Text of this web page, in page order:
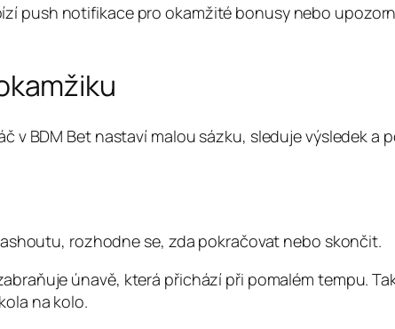
push notifikace pro okamžité bonusy nebo
v BDM Bet nastaví malou sázku, sleduje výsledek a
rozhodne se, zda pokračovat nebo skončit.
únavě, která přichází při pomalém tempu.
na kolo.